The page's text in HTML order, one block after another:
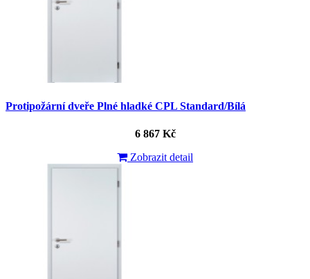
Protipožární dveře Plné hladké CPL Standard/Bílá
6 867 Kč
Zobrazit detail